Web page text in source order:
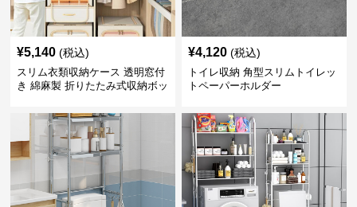
¥5,140 (税込)
スリム衣類収納ケース 透明窓付
き 綿麻製 折りたたみ式収納ボッ
¥4,120 (税込)
トイレ収納 角型スリムトイレッ
トペーパーホルダー